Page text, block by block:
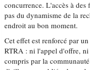
concurrence. L'accès à des
pas du dynamisme de la
endroit au bon moment.
Cet effet est renforcé par
RTRA : ni l'appel d'offre,
compris par la